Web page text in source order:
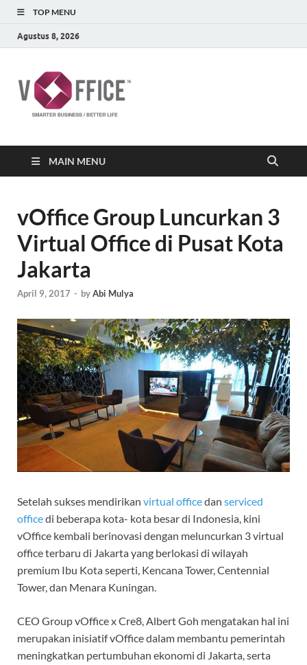
TOP MENU
Agustus 8, 2026
MAIN MENU
vOffice Group Luncurkan 3
Virtual Office di Pusat Kota
Jakarta
April 9, 2017 - byAbi Mulya
Setelah sukses mendirikan virtual officedan serviced
officedi beberapa kota- kota besar di Indonesia, kini
vOffice kembali berinovasi dengan meluncurkan 3 virtual
office terbaru di Jakarta yang berlokasi di wilayah
premium Ibu Kota seperti, Kencana Tower, Centennial
Tower, dan Menara Kuningan.
CEO Group vOffice x Cre8, Albert Goh mengatakan hal ini
merupakan inisiatif vOffice dalam membantu pemerintah
meningkatkan pertumbuhan ekonomi di Jakarta, serta